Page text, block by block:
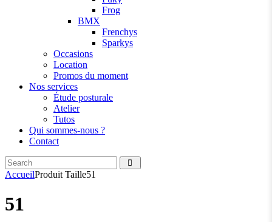
Frog
BMX
Frenchys
Sparkys
Occasions
Location
Promos du moment
Nos services
Étude posturale
Atelier
Tutos
Qui sommes-nous ?
Contact
Search
facebook
instagramm
AccueilProduit Taille51
51